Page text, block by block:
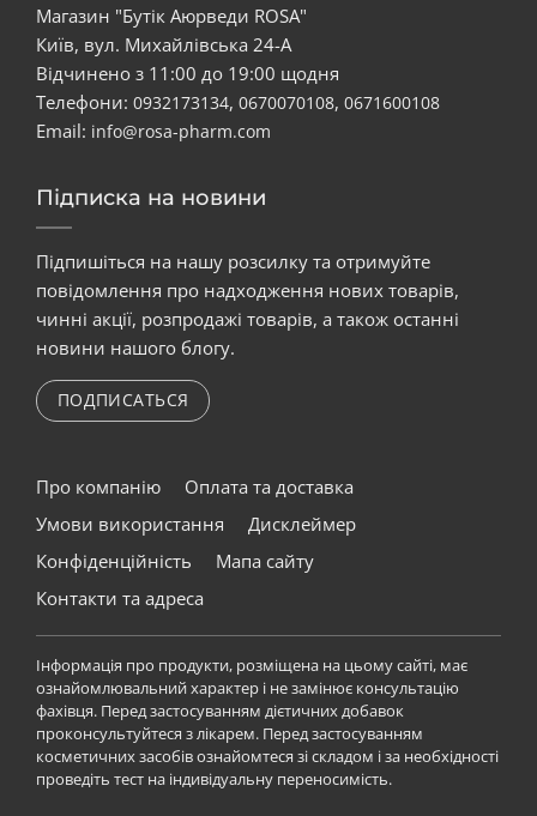
Магазин "Бутік Аюрведи ROSA"
Київ, вул. Михайлівська 24-А
Відчинено з 11:00 до 19:00 щодня
Телефони: 0932173134, 0670070108, 0671600108
Email: info@rosa-pharm.com
Підписка на новини
Підпишіться на нашу розсилку та отримуйте
повідомлення про надходження нових товарів,
чинні акції, розпродажі товарів, а також останні
новини нашого блогу.
ПОДПИСАТЬСЯ
Про компанію
Оплата та доставка
Умови використання
Дисклеймер
Конфіденційність
Мапа сайту
Контакти та адреса
Інформація про продукти, розміщена на цьому сайті, має
ознайомлювальний характер і не замінює консультацію
фахівця. Перед застосуванням дієтичних добавок
проконсультуйтеся з лікарем. Перед застосуванням
косметичних засобів ознайомтеся зі складом і за необхідності
проведіть тест на індивідуальну переносимість.